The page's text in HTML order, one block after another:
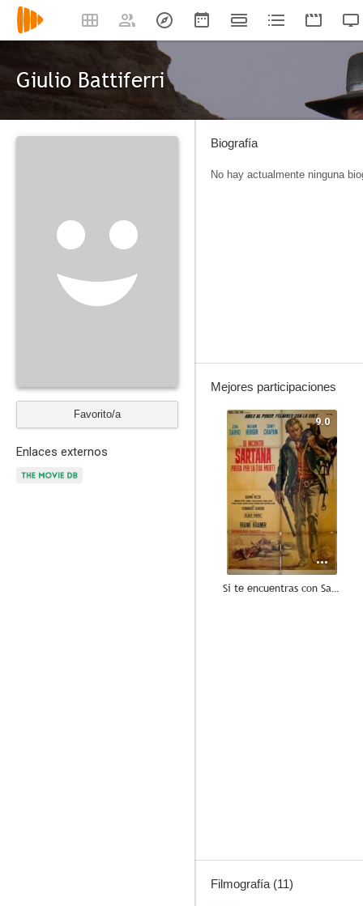
Giulio Battiferri
Favorito/a
Enlaces externos
Biografía
No hay actualmente ninguna
Mejores participaciones
9.0
Si te encuentras con Sartana... ruega por tu muerte
Filmografía (11)